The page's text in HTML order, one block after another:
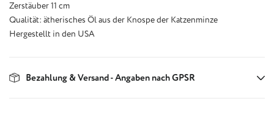
Zerstäuber 11 cm
Qualität: ätherisches Öl aus der Knospe der Katzenminze
Hergestellt in den USA
Bezahlung & Versand - Angaben nach GPSR